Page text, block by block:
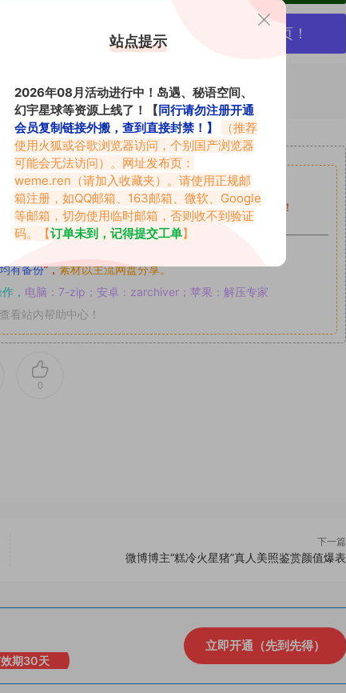
材资源无露点、需求请绕道，关闭本站网页！
单处理。
www.vmiba.com/12809.html
声明
留言收到留言后，我们会第一时间进行审核后删除。
许可,禁止用于任何商业途径！请在下载24小时内删除！
材，建议升级
均有备份”，素材以主流网盘分享。
， 电脑：7-zip；安卓：zarchiver；苹果：解压专家
看站内帮助中心！
0
下一篇
微博博主“糕冷火星猪”真人美照鉴赏颜值爆表
期30天
立即开通（先到先得）
站点提示
2026年08月活动进行中！岛遇、秘语空间、
幻宇星球等资源上线了！【同行请勿注册开通
会员复制链接外搬，查到直接封禁！】
（推荐
使用火狐或谷歌浏览器访问，个别国产浏览器
可能会无法访问）。网址发布页：
weme.ren （请加入收藏夹）。请使用正规邮
箱注册，如QQ邮箱、163邮箱、微软、Google
等邮箱，切勿使用临时邮箱，否则收不到验证
码。【订单未到，记得提交工单】